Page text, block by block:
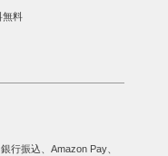
無料
行振込、Amazon Pay、